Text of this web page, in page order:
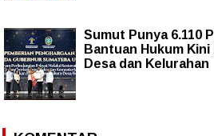
Sumut Punya 6.110
Bantuan Hukum
Desa dan Kelurahan